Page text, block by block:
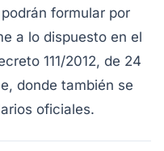
formular por
a lo dispuesto en el
111/2012, de 24
donde también se
oficiales.